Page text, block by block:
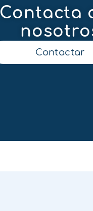
Contacta
Contactar